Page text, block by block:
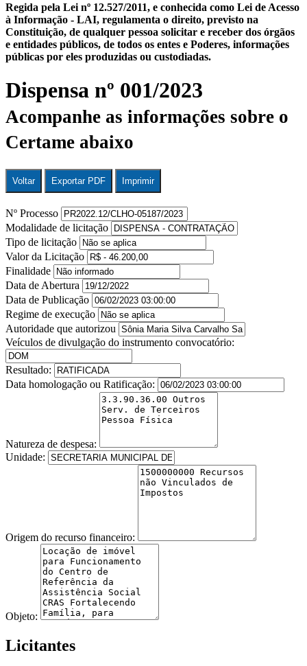
Regida pela Lei nº 12.527/2011, e conhecida como Lei de Acesso
à Informação - LAI, regulamenta o direito, previsto na
Constituição, de qualquer pessoa solicitar e receber dos órgãos
e entidades públicos, de todos os entes e Poderes, informações
públicas por eles produzidas ou custodiadas.
Dispensa nº 001/2023
Acompanhe as informações sobre o
Certame abaixo
Voltar Exportar PDF Imprimir
Nº Processo
Modalidade de licitação
Tipo de licitação
Valor da Licitação
Finalidade
Data de Abertura
Data de Publicação
Regime de execução
Autoridade que autorizou
Veículos de divulgação do instrumento convocatório:
Resultado:
Data homologação ou Ratificação:
Natureza de despesa:
Unidade:
Origem do recurso financeiro:
Objeto:
Licitantes